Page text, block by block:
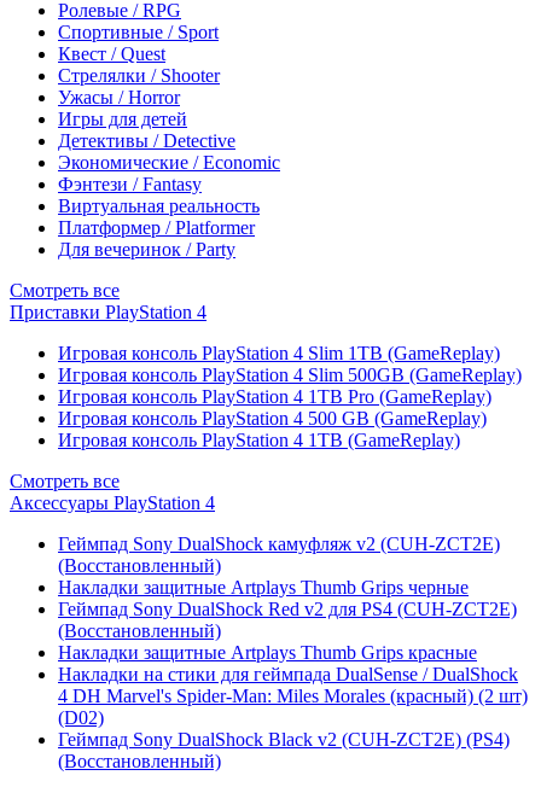
Ролевые / RPG
Спортивные / Sport
Квест / Quest
Стрелялки / Shooter
Ужасы / Horror
Игры для детей
Детективы / Detective
Экономические / Economic
Фэнтези / Fantasy
Виртуальная реальность
Платформер / Platformer
Для вечеринок / Party
Смотреть все
Приставки PlayStation 4
Игровая консоль PlayStation 4 Slim 1TB (GameReplay)
Игровая консоль PlayStation 4 Slim 500GB (GameReplay)
Игровая консоль PlayStation 4 1TB Pro (GameReplay)
Игровая консоль PlayStation 4 500 GB (GameReplay)
Игровая консоль PlayStation 4 1TB (GameReplay)
Смотреть все
Аксессуары PlayStation 4
Геймпад Sony DualShock камуфляж v2 (CUH-ZCT2E)
(Восстановленный)
Накладки защитные Artplays Thumb Grips черные
Геймпад Sony DualShock Red v2 для PS4 (CUH-ZCT2E)
(Восстановленный)
Накладки защитные Artplays Thumb Grips красные
Накладки на стики для геймпада DualSense / DualShock
4 DH Marvel's Spider-Man: Miles Morales (красный) (2 шт)
(D02)
Геймпад Sony DualShock Black v2 (CUH-ZCT2E) (PS4)
(Восстановленный)